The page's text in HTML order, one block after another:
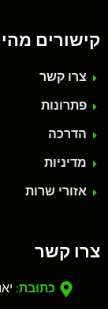
קישורים
צרו קשר
פתרונות
הדרכה
מדיניות
אזורי שרות
צרו קשר
כתובת: